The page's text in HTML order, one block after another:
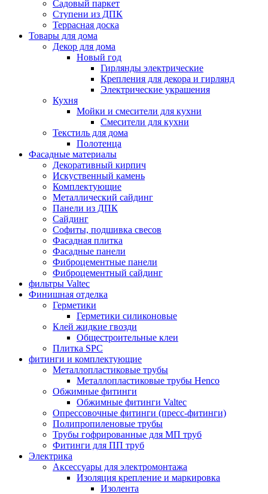
Садовый паркет
Ступени из ДПК
Террасная доска
Товары для дома
Декор для дома
Новый год
Гирлянды электрические
Крепления для декора и гирлянд
Электрические украшения
Кухня
Мойки и смесители для кухни
Смесители для кухни
Текстиль для дома
Полотенца
Фасадные материалы
Декоративный кирпич
Искуственный камень
Комплектующие
Металлический сайдинг
Панели из ДПК
Сайдинг
Софиты, подшивка свесов
Фасадная плитка
Фасадные панели
Фиброцементные панели
Фиброцементный сайдинг
фильтры Valtec
Финишная отделка
Герметики
Герметики силиконовые
Клей жидкие гвозди
Общестроительные клеи
Плитка SPC
фитинги и комплектующие
Металлопластиковые трубы
Металлопластиковые трубы Henco
Обжимные фитинги
Обжимные фитинги Valtec
Опрессовочные фитинги (пресс-фитинги)
Полипропиленовые трубы
Трубы гофрированные для МП труб
Фитинги для ПП труб
Электрика
Аксессуары для электромонтажа
Изоляция крепление и маркировка
Изолента